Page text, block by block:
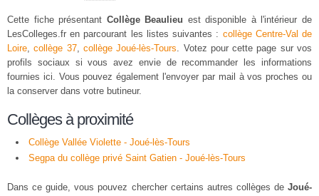
Cette fiche présentant Collège Beaulieu est disponible à l'intérieur de
LesColleges.fr en parcourant les listes suivantes : collège Centre-Val de
Loire,collège 37, collège Joué-lès-Tours. Votez pour cette page sur vos
profils sociaux si vous avez envie de recommander les informations
fournies ici. Vous pouvez également l'envoyer par mail à vos proches ou
la conserver dans votre butineur.
Collèges à proximité
Collège Vallée Violette - Joué-lès-Tours
Segpa du collège privé Saint Gatien - Joué-lès-Tours
Dans ce guide, vous pouvez chercher certains autres collèges de Joué-